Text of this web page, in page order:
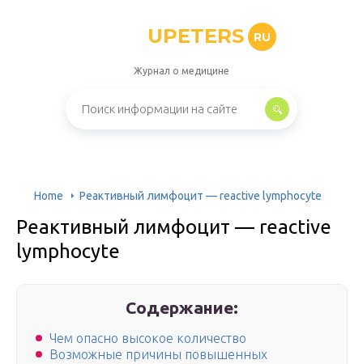
UPETERS RU
Журнал о медицине
Home Реактивный лимфоцит — reactive lymphocyte
Реактивный лимфоцит — reactive
lymphocyte
Содержание:
Чем опасно высокое количество
Возможные причины повышенных